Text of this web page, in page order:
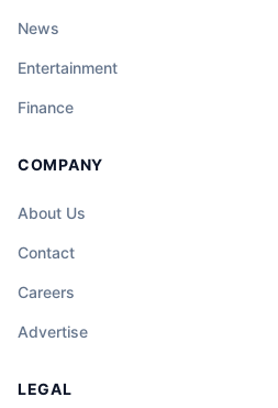
News
Entertainment
Finance
COMPANY
About Us
Contact
Careers
Advertise
LEGAL